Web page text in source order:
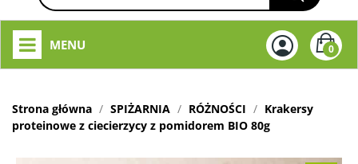
0
MENU
Strona główna SPIŻARNIA RÓŻNOŚCI
Krakersy
proteinowe z ciecierzycy z pomidorem BIO 80g